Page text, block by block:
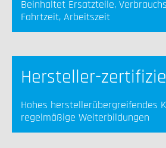
Beinhaltet Ersatzteile,
Fahrtzeit, Arbeitszeit
Hersteller-
Hohes herstellerübergreifendes
regelmäßige Weiterbildungen